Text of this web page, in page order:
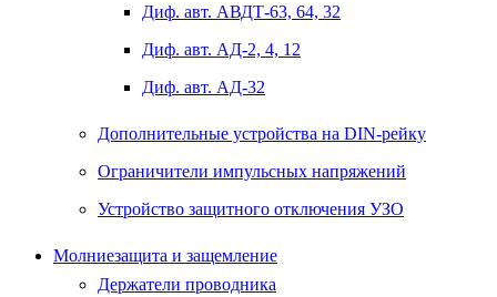
Диф. авт. АВДТ-63, 64, 32
Диф. авт. АД-2, 4, 12
Диф. авт. АД-32
Дополнительные устройства на DIN-рейку
Ограничители импульсных напряжений
Устройство защитного отключения УЗО
Молниезащита и защемление
Держатели проводника